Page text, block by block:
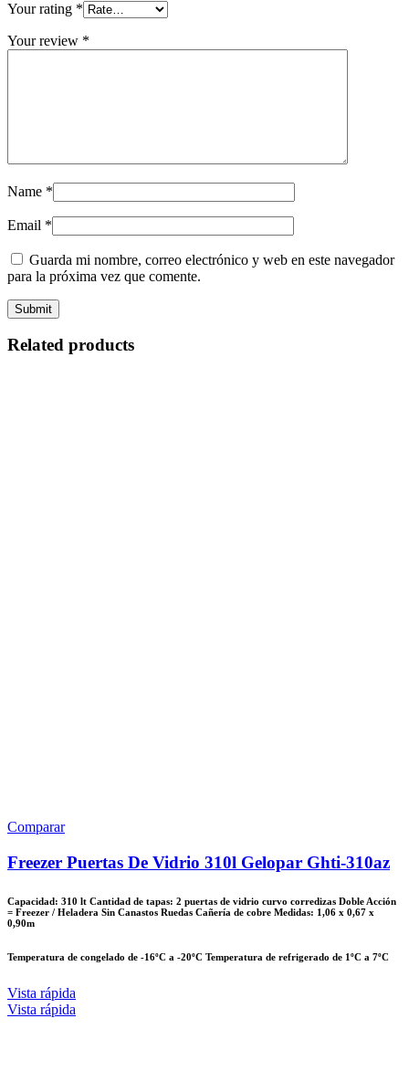
Your rating *
Your review *
Name *
Email *
Guarda mi nombre, correo electrónico y web en este navegador
para la próxima vez que comente.
Related products
Comparar
Freezer Puertas De Vidrio 310l Gelopar Ghti-310az
Capacidad: 310 lt Cantidad de tapas: 2 puertas de vidrio curvo corredizas Doble Acción
= Freezer / Heladera Sin Canastos Ruedas Cañería de cobre Medidas: 1,06 x 0,67 x
0,90m
Temperatura de congelado de -16ºC a -20ºC Temperatura de refrigerado de 1ºC a 7ºC
Vista rápida
Vista rápida